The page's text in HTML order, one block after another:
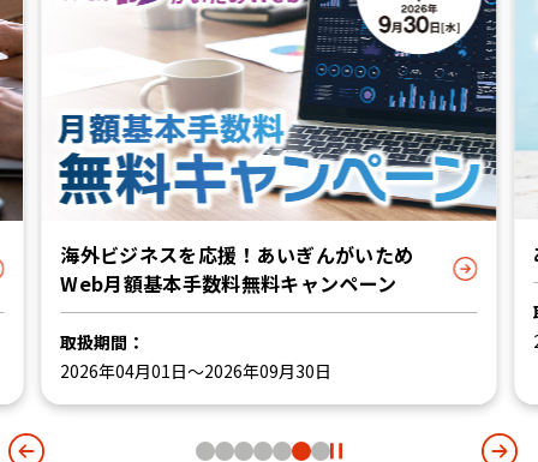
海外ビジネスを応援！あいぎんがいため
Web月額基本手数料無料キャンペーン
取扱期間：
2026年04月01日～2026年09月30日